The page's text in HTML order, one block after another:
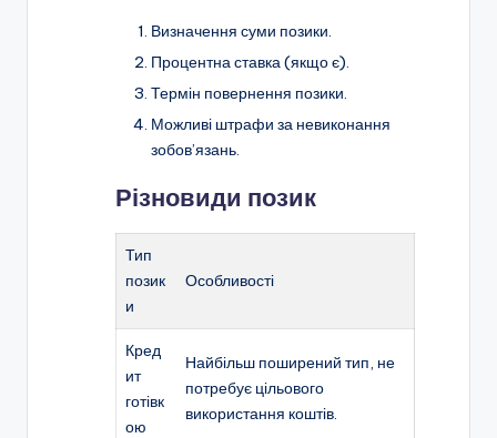
Визначення суми позики.
Процентна ставка (якщо є).
Термін повернення позики.
Можливі штрафи за невиконання
зобов’язань.
Різновиди позик
Тип
позик
и
Особливості
Кред
ит
готівк
ою
Найбільш поширений тип, не
потребує цільового
використання коштів.